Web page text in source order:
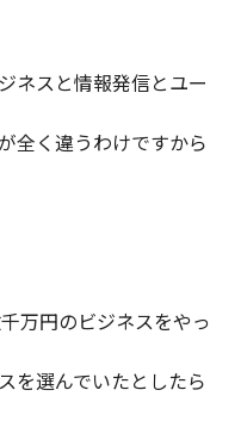
ネスと情報発信とユー
全く違うわけですから
万円のビジネスをやっ
を選んでいたとしたら